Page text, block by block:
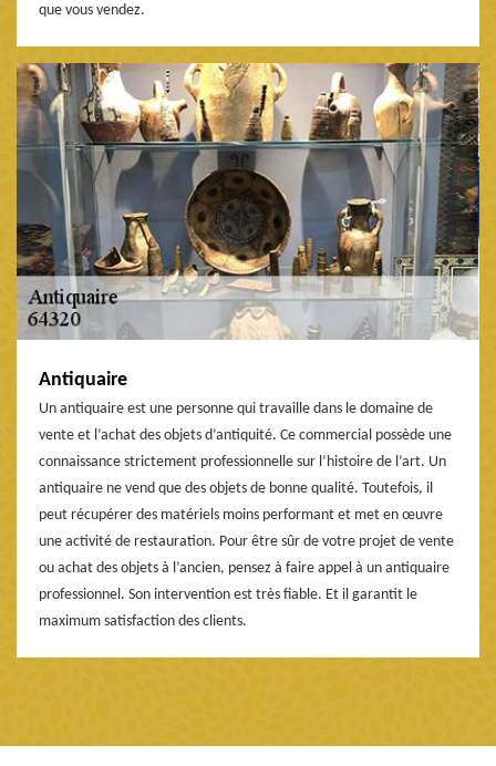
que vous vendez.
Antiquaire
Un antiquaire est une personne qui travaille dans le domaine de
vente et l’achat des objets d’antiquité. Ce commercial possède une
connaissance strictement professionnelle sur l’histoire de l’art. Un
antiquaire ne vend que des objets de bonne qualité. Toutefois, il
peut récupérer des matériels moins performant et met en œuvre
une activité de restauration. Pour être sûr de votre projet de vente
ou achat des objets à l’ancien, pensez à faire appel à un antiquaire
professionnel. Son intervention est très fiable. Et il garantit le
maximum satisfaction des clients.